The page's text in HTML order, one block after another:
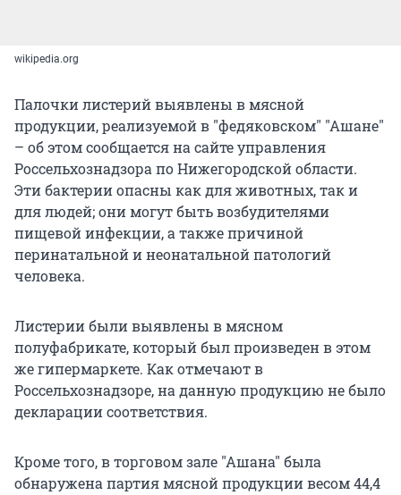
wikipedia.org
Палочки листерий выявлены в мясной
продукции, реализуемой в "федяковском" "Ашане"
– об этом сообщается на сайте управления
Россельхознадзора по Нижегородской области.
Эти бактерии опасны как для животных, так и
для людей; они могут быть возбудителями
пищевой инфекции, а также причиной
перинатальной и неонатальной патологий
человека.
Листерии были выявлены в мясном
полуфабрикате, который был произведен в этом
же гипермаркете. Как отмечают в
Россельхознадзоре, на данную продукцию не было
декларации соответствия.
Кроме того, в торговом зале "Ашана" была
обнаружена партия мясной продукции весом 44,4